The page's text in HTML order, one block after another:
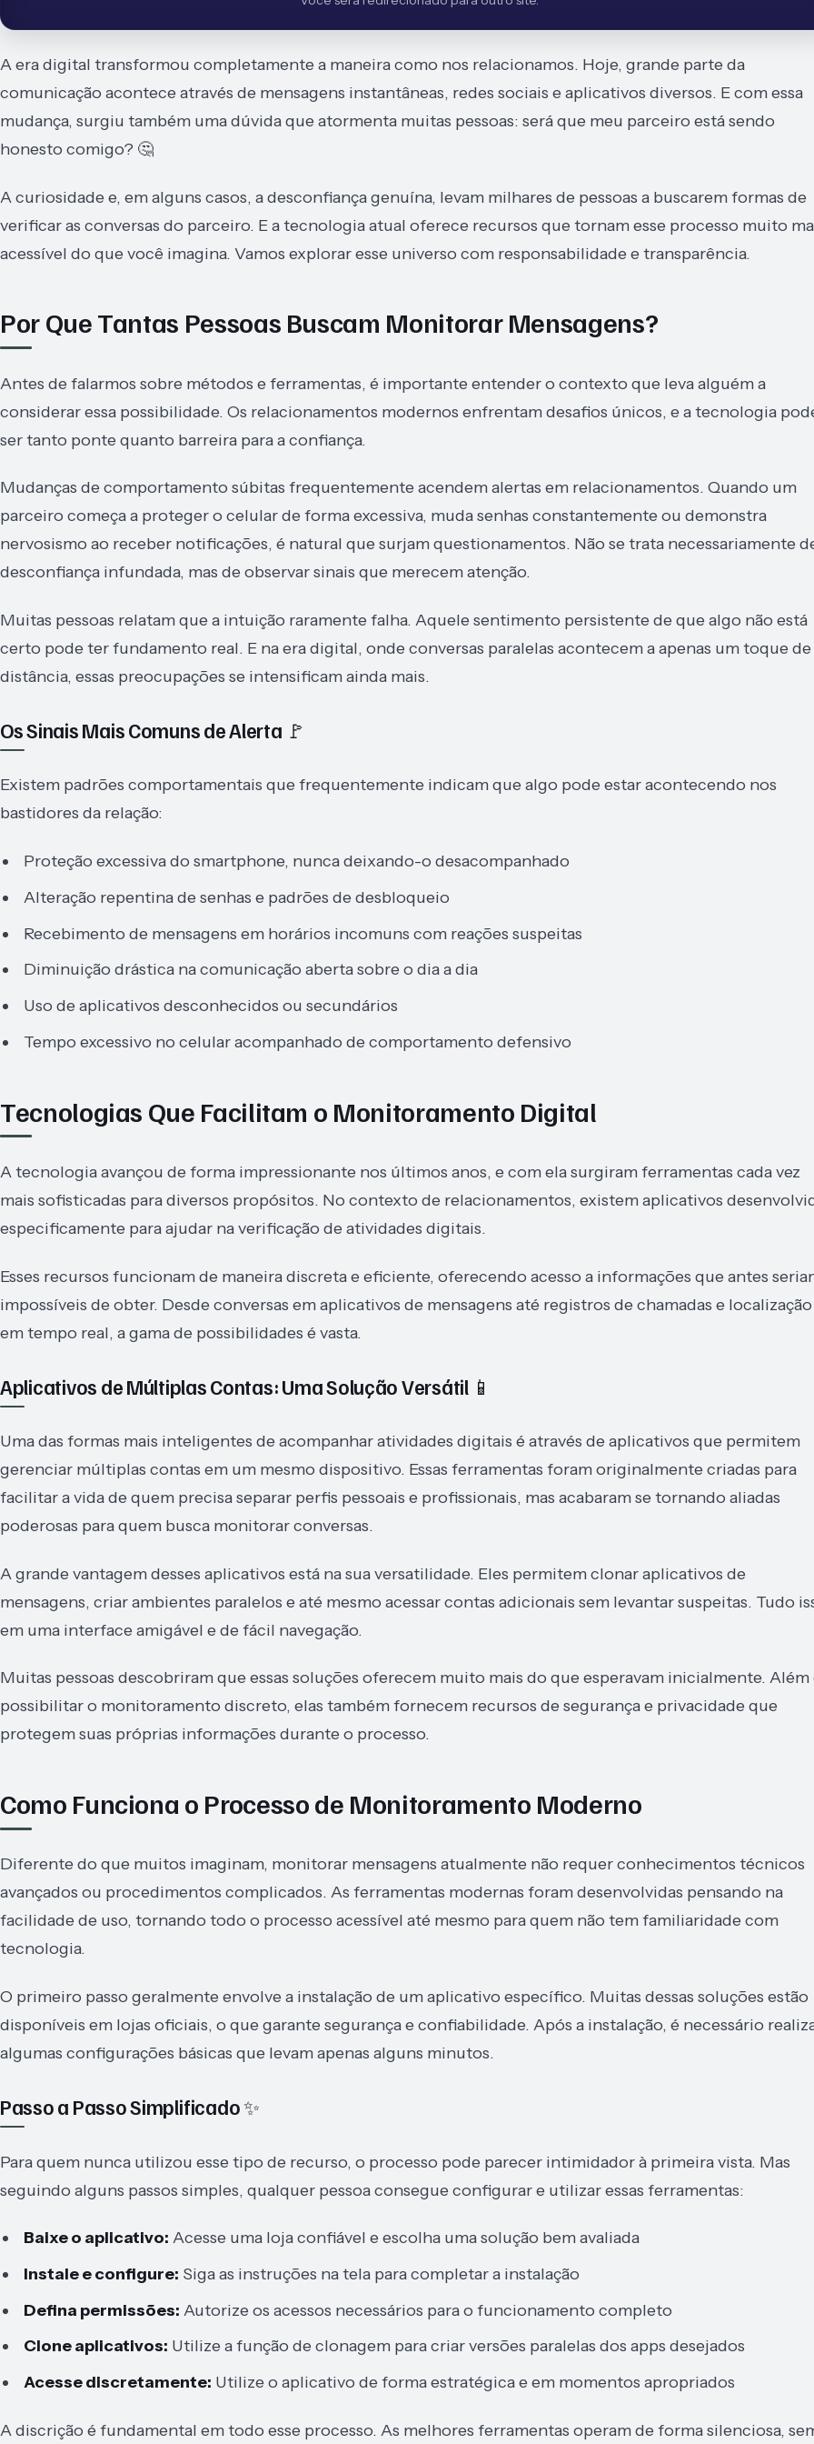
A era digital transformou completamente a maneira como nos relacionamos. Hoje, grande parte da
comunicação acontece através de mensagens instantâneas, redes sociais e aplicativos diversos. E com essa
mudança, surgiu também uma dúvida que atormenta muitas pessoas: será que meu parceiro está sendo
honesto comigo? 🤔
A curiosidade e, em alguns casos, a desconfiança genuína, levam milhares de pessoas a buscarem formas de
verificar as conversas do parceiro. E a tecnologia atual oferece recursos que tornam esse processo muito
acessível do que você imagina. Vamos explorar esse universo com responsabilidade e transparência.
Por Que Tantas Pessoas Buscam Monitorar Mensagens?
Antes de falarmos sobre métodos e ferramentas, é importante entender o contexto que leva alguém a
considerar essa possibilidade. Os relacionamentos modernos enfrentam desafios únicos, e a tecnologia
ser tanto ponte quanto barreira para a confiança.
Mudanças de comportamento súbitas frequentemente acendem alertas em relacionamentos. Quando um
parceiro começa a proteger o celular de forma excessiva, muda senhas constantemente ou demonstra
nervosismo ao receber notificações, é natural que surjam questionamentos. Não se trata necessariamente
desconfiança infundada, mas de observar sinais que merecem atenção.
Muitas pessoas relatam que a intuição raramente falha. Aquele sentimento persistente de que algo não está
certo pode ter fundamento real. E na era digital, onde conversas paralelas acontecem a apenas um toque de
distância, essas preocupações se intensificam ainda mais.
Os Sinais Mais Comuns de Alerta 🚩
Existem padrões comportamentais que frequentemente indicam que algo pode estar acontecendo nos
bastidores da relação:
Proteção excessiva do smartphone, nunca deixando-o desacompanhado
Alteração repentina de senhas e padrões de desbloqueio
Recebimento de mensagens em horários incomuns com reações suspeitas
Diminuição drástica na comunicação aberta sobre o dia a dia
Uso de aplicativos desconhecidos ou secundários
Tempo excessivo no celular acompanhado de comportamento defensivo
Tecnologias Que Facilitam o Monitoramento Digital
A tecnologia avançou de forma impressionante nos últimos anos, e com ela surgiram ferramentas cada vez
mais sofisticadas para diversos propósitos. No contexto de relacionamentos, existem aplicativos
especificamente para ajudar na verificação de atividades digitais.
Esses recursos funcionam de maneira discreta e eficiente, oferecendo acesso a informações que antes
impossíveis de obter. Desde conversas em aplicativos de mensagens até registros de chamadas e localização
em tempo real, a gama de possibilidades é vasta.
Aplicativos de Múltiplas Contas: Uma Solução Versátil 📱
Uma das formas mais inteligentes de acompanhar atividades digitais é através de aplicativos que permitem
gerenciar múltiplas contas em um mesmo dispositivo. Essas ferramentas foram originalmente criadas para
facilitar a vida de quem precisa separar perfis pessoais e profissionais, mas acabaram se tornando aliadas
poderosas para quem busca monitorar conversas.
A grande vantagem desses aplicativos está na sua versatilidade. Eles permitem clonar aplicativos de
mensagens, criar ambientes paralelos e até mesmo acessar contas adicionais sem levantar suspeitas. Tudo
em uma interface amigável e de fácil navegação.
Muitas pessoas descobriram que essas soluções oferecem muito mais do que esperavam inicialmente. Além
possibilitar o monitoramento discreto, elas também fornecem recursos de segurança e privacidade que
protegem suas próprias informações durante o processo.
Como Funciona o Processo de Monitoramento Moderno
Diferente do que muitos imaginam, monitorar mensagens atualmente não requer conhecimentos técnicos
avançados ou procedimentos complicados. As ferramentas modernas foram desenvolvidas pensando na
facilidade de uso, tornando todo o processo acessível até mesmo para quem não tem familiaridade com
tecnologia.
O primeiro passo geralmente envolve a instalação de um aplicativo específico. Muitas dessas soluções estão
disponíveis em lojas oficiais, o que garante segurança e confiabilidade. Após a instalação, é necessário
algumas configurações básicas que levam apenas alguns minutos.
Passo a Passo Simplificado ✨
Para quem nunca utilizou esse tipo de recurso, o processo pode parecer intimidador à primeira vista. Mas
seguindo alguns passos simples, qualquer pessoa consegue configurar e utilizar essas ferramentas:
Baixe o aplicativo: Acesse uma loja confiável e escolha uma solução bem avaliada
Instale e configure: Siga as instruções na tela para completar a instalação
Defina permissões: Autorize os acessos necessários para o funcionamento completo
Clone aplicativos: Utilize a função de clonagem para criar versões paralelas dos apps desejados
Acesse discretamente: Utilize o aplicativo de forma estratégica e em momentos apropriados
A discrição é fundamental em todo esse processo. As melhores ferramentas operam de forma silenciosa,